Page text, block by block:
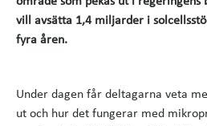
vill avsätta 1,4 miljarder i
fyra åren.
Under dagen får deltagarna veta
ut och hur det fungerar med